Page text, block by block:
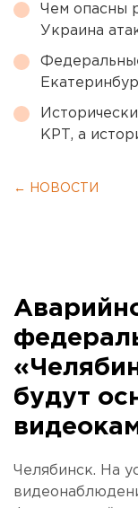
Чем опасны
Украина
КРТ, а
← НОВОСТИ
будут
Челябинск. На